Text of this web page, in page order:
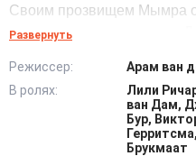
Своим прозвищем Мымра
придирчивому характеру.
непоседы недолго
отдаленных. Организовав
отправились спасать
Мырман. @Filmix.fan
Развернуть
Режиссер:
Арам ван
В ролях:
Лили
ван Дам,
Бур,
Брукмаат